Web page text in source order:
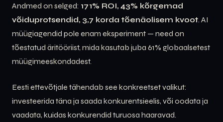
Andmed on selged: 171% ROI, 43% kõrgemad
võiduprotsendid, 3,7 korda tõenäolisem kvoot. AI
müügiagendid pole enam eksperiment — need on
tõestatud äritööriist, mida kasutab juba 61% globaalsetest
müügimeeskondadest.
Eesti ettevõtjale tähendab see konkreetset valikut:
investeerida täna ja saada konkurentsieelis, või oodata ja
vaadata, kuidas konkurendid turuosa haaravad.